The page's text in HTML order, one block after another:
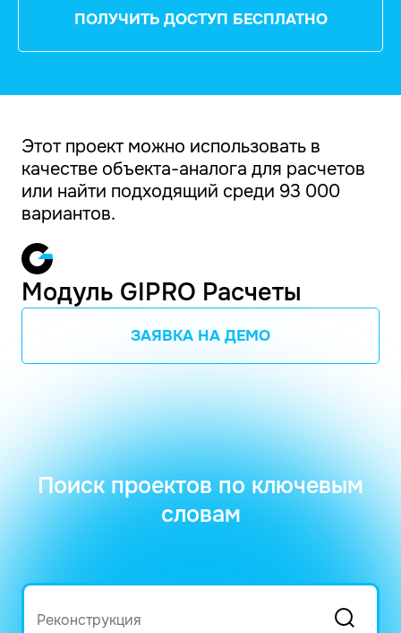
ПОЛУЧИТЬ ДОСТУП БЕСПЛАТНО
Этот проект можно использовать в
качестве объекта-аналога для расчетов
или найти подходящий среди 93 000
вариантов.
Модуль GIPRO Расчеты
ЗАЯВКА НА ДЕМО
Поиск проектов по ключевым
словам